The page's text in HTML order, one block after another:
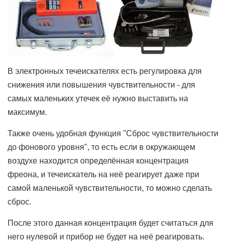
В электронных течеискателях есть регулировка для
снижения или повышения чувствительности - для
самых маленьких утечек её нужно выставить на
максимум.
Также очень удобная функция "Сброс чувствительности
до фонового уровня", то есть если в окружающем
воздухе находится определённая концентрация
фреона, и течеискатель на неё реагирует даже при
самой маленькой чувствительности, то можно сделать
сброс.
После этого данная концентрация будет считаться для
него нулевой и прибор не будет на неё реагировать.